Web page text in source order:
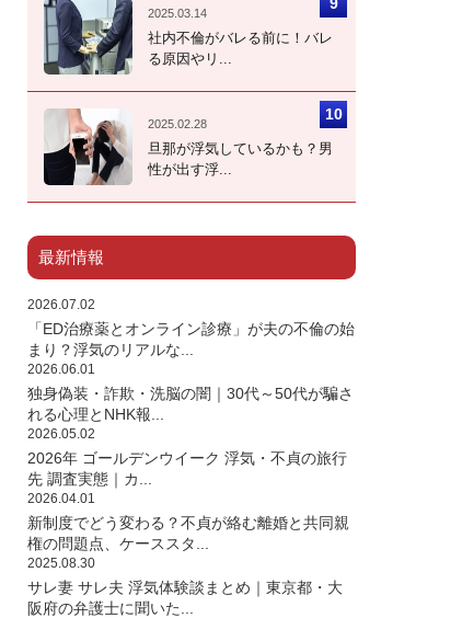
2025.03.14
社内不倫がバレる前に！バレ
る原因やリ...
2025.02.28
旦那が浮気しているかも？男
性が出す浮...
最新情報
2026.07.02
「ED治療薬とオンライン診療」が夫の不倫の始
まり？浮気のリアルな...
2026.06.01
独身偽装・詐欺・洗脳の闇｜30代～50代が騙さ
れる心理とNHK報...
2026.05.02
2026年 ゴールデンウイーク 浮気・不貞の旅行
先 調査実態｜カ...
2026.04.01
新制度でどう変わる？不貞が絡む離婚と共同親
権の問題点、ケーススタ...
2025.08.30
サレ妻 サレ夫 浮気体験談まとめ｜東京都・大
阪府の弁護士に聞いた...